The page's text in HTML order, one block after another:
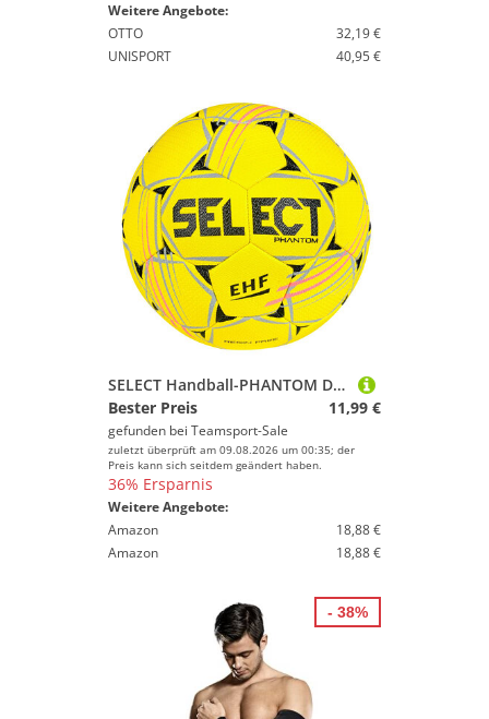
Weitere Angebote:
OTTO
32,19 €
UNISPORT
40,95 €
SELECT Handball-PHANTOM DB gelb/grau size 3
Bester Preis
11,99 €
gefunden bei Teamsport-Sale
zuletzt überprüft am 09.08.2026 um 00:35; der
Preis kann sich seitdem geändert haben.
36% Ersparnis
Weitere Angebote:
Amazon
18,88 €
Amazon
18,88 €
- 38%